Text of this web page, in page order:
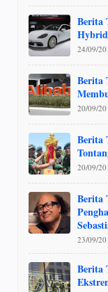
Berita
24/09/
Berita
20/09/
Berita
20/09/
Berita
23/09/
Berita